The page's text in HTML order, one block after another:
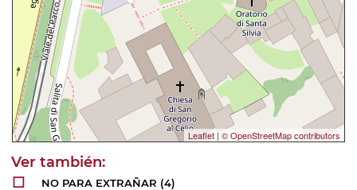
Leaflet | © OpenStreetMap contributors
NO PARA EXTRAÑAR (4)